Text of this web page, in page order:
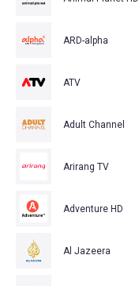
ARD-alpha
ATV
Adult Channel
Arirang TV
Adventure HD
Al Jazeera